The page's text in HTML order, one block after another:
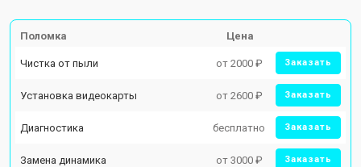
Поломка Цена
Чистка от пыли от 2000 ₽ Заказать
Установка видеокарты от 2600 ₽ Заказать
Диагностика бесплатно Заказать
Замена динамика от 3000 ₽ Заказать